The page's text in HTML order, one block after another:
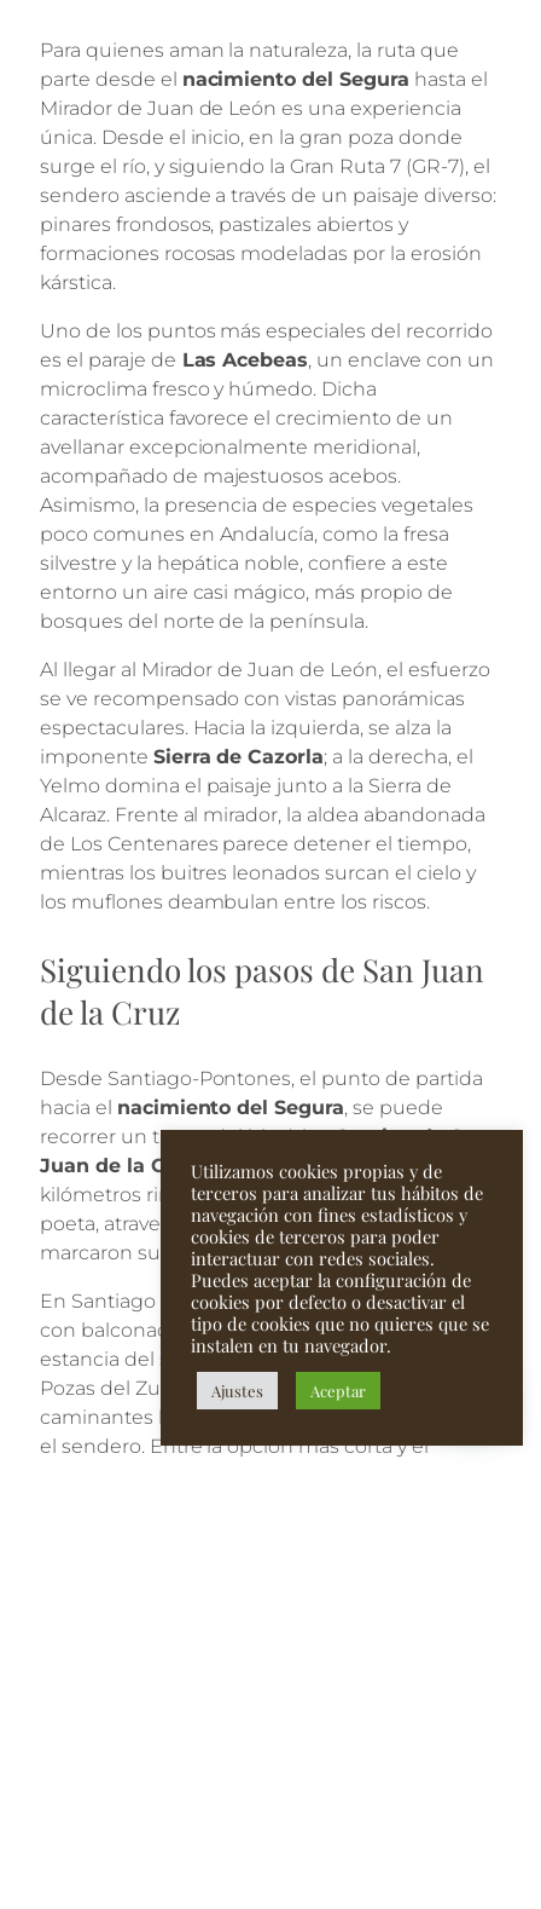
Para quienes aman la naturaleza, la ruta que
parte desde el nacimiento del Segura hasta el
Mirador de Juan de León es una experiencia
única. Desde el inicio, en la gran poza donde
surge el río, y siguiendo la Gran Ruta 7 (GR-7), el
sendero asciende a través de un paisaje diverso:
pinares frondosos, pastizales abiertos y
formaciones rocosas modeladas por la erosión
kárstica.
Uno de los puntos más especiales del recorrido
es el paraje de Las Acebeas, un enclave con un
microclima fresco y húmedo. Dicha
característica favorece el crecimiento de un
avellanar excepcionalmente meridional,
acompañado de majestuosos acebos.
Asimismo, la presencia de especies vegetales
poco comunes en Andalucía, como la fresa
silvestre y la hepática noble, confiere a este
entorno un aire casi mágico, más propio de
bosques del norte de la península.
Al llegar al Mirador de Juan de León, el esfuerzo
se ve recompensado con vistas panorámicas
espectaculares. Hacia la izquierda, se alza la
imponente Sierra de Cazorla; a la derecha, el
Yelmo domina el paisaje junto a la Sierra de
Alcaraz. Frente al mirador, la aldea abandonada
de Los Centenares parece detener el tiempo,
mientras los buitres leonados surcan el cielo y
los muflones deambulan entre los riscos.
Siguiendo los pasos de San Juan
de la Cruz
Desde Santiago-Pontones, el punto de partida
hacia el nacimiento del Segura, se puede
recorrer un tramo del históricoCamino de San
Juan de la Cruz. Este itinerario de 151
kilómetros rinde homenaje al legado del fraile y
poeta, atravesando pueblos y paisajes que
marcaron su vida entre 1579 y 1587.
En Santiago de la Espada, una antigua posada
con balconada de madera del siglo XVI evoca la
estancia del santo en la región. Más adelante, las
Pozas del Zumeta y su molino guían a los
caminantes hacia una chopera donde se bifurca
el sendero. Entre la opción más corta y el
Utilizamos cookies propias y de
terceros para analizar tus hábitos de
navegación con fines estadísticos y
cookies de terceros para poder
interactuar con redes sociales.
Puedes aceptar la configuración de
cookies por defecto o desactivar el
tipo de cookies que no quieres que se
instalen en tu navegador.
Ajustes Aceptar